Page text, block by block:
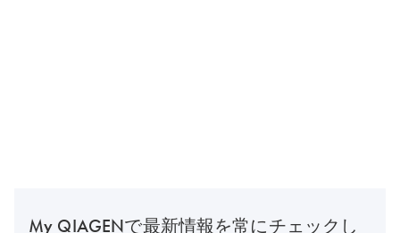
My QIAGENで最新情報を常にチェックし